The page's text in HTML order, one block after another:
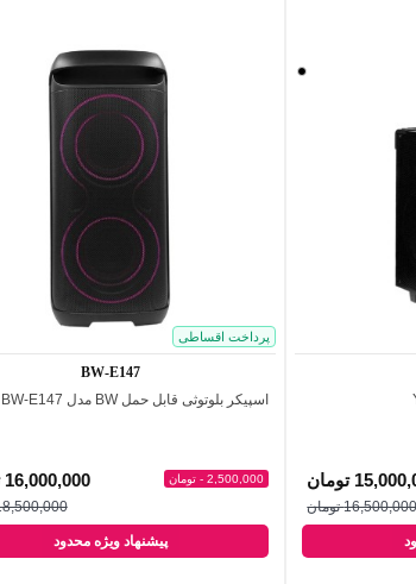
مشکی
تومان
تومان
پرداخت اقساطی
اضافه به مقایسه
BW-E147
اسپیکر بلوتوثی قابل حمل BW مدل BW-E147
2,500,000 - تومان 16,000,000 تومان
18,500,000
پیشنهاد ویژه محدود